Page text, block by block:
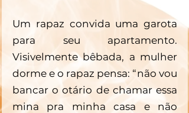
Um rapaz convida uma garota
para seu apartamento.
Visivelmente bêbada, a mulher
dorme e o rapaz pensa: “não vou
bancar o otário de chamar essa
mina pra minha casa e não